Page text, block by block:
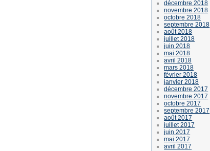
décembre 2018
novembre 2018
octobre 2018
septembre 2018
août 2018
juillet 2018
juin 2018
mai 2018
avril 2018
mars 2018
février 2018
janvier 2018
décembre 2017
novembre 2017
octobre 2017
septembre 2017
août 2017
juillet 2017
juin 2017
mai 2017
avril 2017